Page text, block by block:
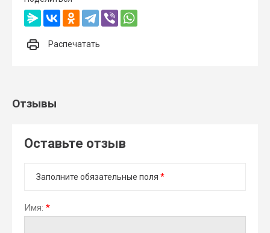
Распечатать
Отзывы
Оставьте отзыв
Заполните обязательные поля *
Имя: *